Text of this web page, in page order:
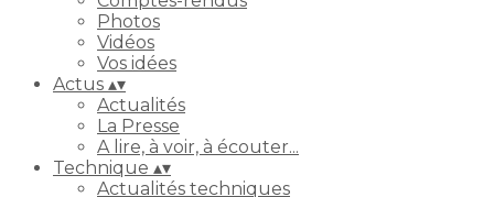
Photos
Vidéos
Vos idées
Actus ▴▾
Actualités
La Presse
A lire, à voir, à écouter...
Technique ▴▾
Actualités techniques